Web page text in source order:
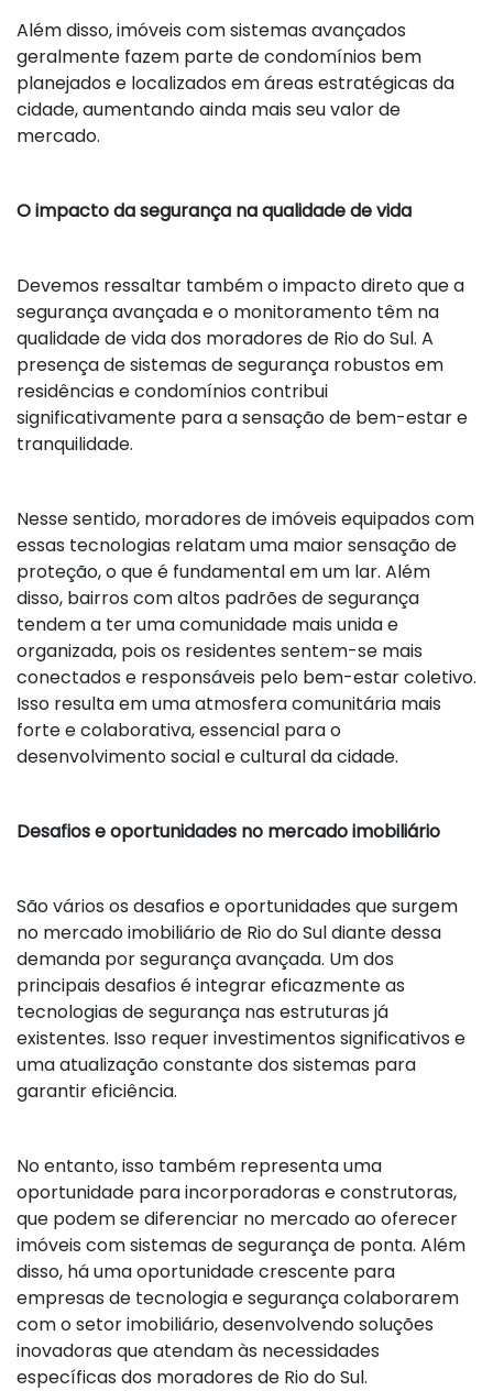
Além disso, imóveis com sistemas avançados
geralmente fazem parte de condomínios bem
planejados e localizados em áreas estratégicas da
cidade, aumentando ainda mais seu valor de
mercado.
O impacto da segurança na qualidade de vida
Devemos ressaltar também o impacto direto que a
segurança avançada e o monitoramento têm na
qualidade de vida dos moradores de Rio do Sul. A
presença de sistemas de segurança robustos em
residências e condomínios contribui
significativamente para a sensação de bem-estar e
tranquilidade.
Nesse sentido, moradores de imóveis equipados com
essas tecnologias relatam uma maior sensação de
proteção, o que é fundamental em um lar. Além
disso, bairros com altos padrões de segurança
tendem a ter uma comunidade mais unida e
organizada, pois os residentes sentem-se mais
conectados e responsáveis pelo bem-estar coletivo.
Isso resulta em uma atmosfera comunitária mais
forte e colaborativa, essencial para o
desenvolvimento social e cultural da cidade.
Desafios e oportunidades no mercado imobiliário
São vários os desafios e oportunidades que surgem
no mercado imobiliário de Rio do Sul diante dessa
demanda por segurança avançada. Um dos
principais desafios é integrar eficazmente as
tecnologias de segurança nas estruturas já
existentes. Isso requer investimentos significativos e
uma atualização constante dos sistemas para
garantir eficiência.
No entanto, isso também representa uma
oportunidade para incorporadoras e construtoras,
que podem se diferenciar no mercado ao oferecer
imóveis com sistemas de segurança de ponta. Além
disso, há uma oportunidade crescente para
empresas de tecnologia e segurança colaborarem
com o setor imobiliário, desenvolvendo soluções
inovadoras que atendam às necessidades
específicas dos moradores de Rio do Sul.